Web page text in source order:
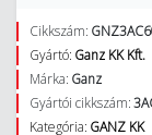
Cikkszám:
Gyártó: Ganz KK Kft.
Márka: Ganz
Gyártói cikkszám:
Kategória: GANZ KK